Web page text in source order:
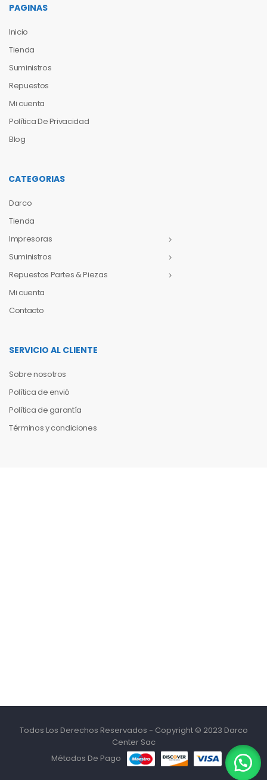
PAGINAS
Inicio
Tienda
Suministros
Repuestos
Mi cuenta
Política De Privacidad
Blog
CATEGORIAS
Darco
Tienda
Impresoras
Suministros
Repuestos Partes & Piezas
Mi cuenta
Contacto
SERVICIO AL CLIENTE
Sobre nosotros
Política de envió
Política de garantía
Términos y condiciones
Todos Los Derechos Reservados - Copyright © 2023 Darco
Center Sac
Métodos De Pago